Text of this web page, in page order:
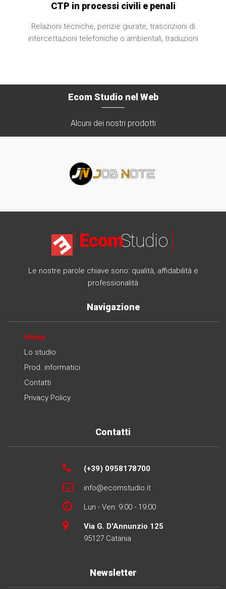
CTP in processi civili e penali
Relazioni tecniche, perizie giurate, trascrizioni di
intercettazioni telefoniche o ambientali, traduzioni
Ecom Studio nel Web
Alcuni dei nostri prodotti
[ EcomStudio
Le nostre parole chiave sono: qualità, affidabilità e
professionalità
Navigazione
Home
Lo studio
Prod. informatici
Contatti
Privacy Policy
Contatti
(+39) 0958178700
info@ecomstudio.it
Lun - Ven: 9:00 - 19:00
Via G. D'Annunzio 125
95127 Catania
Newsletter